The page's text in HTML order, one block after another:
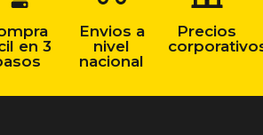
en 3
Envios a
nivel
nacional
Precios